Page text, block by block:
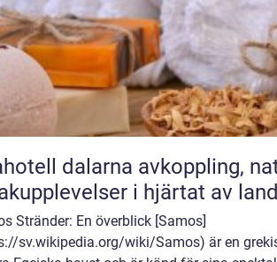
dalarna avkoppling, natur och
i hjärtat av
Stränder: En överblick [Samos]
sv.wikipedia.org/wiki/Samos) är en